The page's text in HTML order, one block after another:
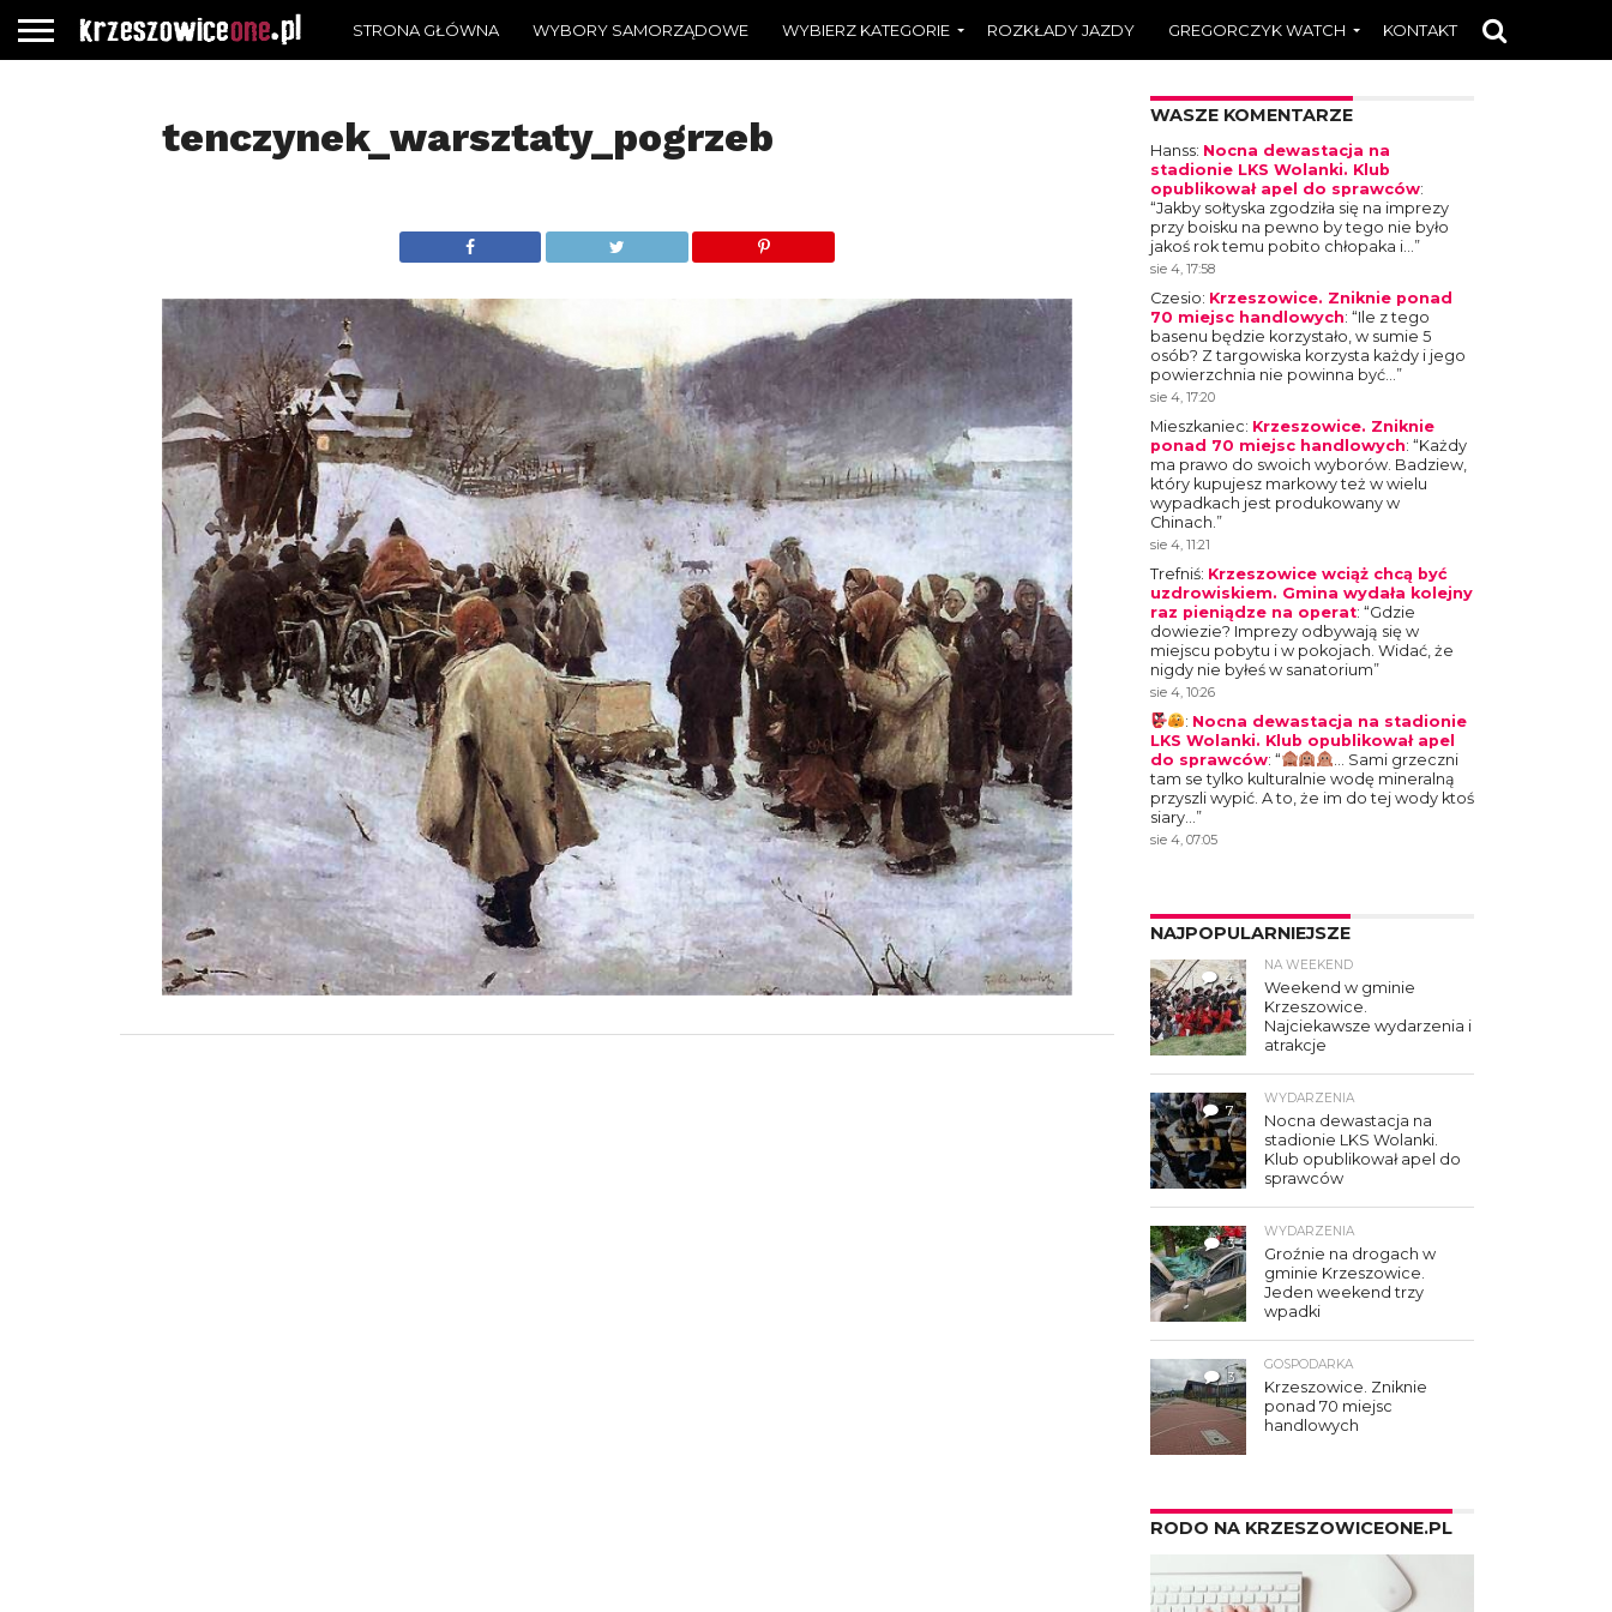
STRONA GŁÓWNA WYBORY SAMORZĄDOWE WYBIERZ KATEGORIE ROZKŁADY JAZDY GREGORCZYK WATCH KONTAKT
tenczynek_warsztaty_pogrzeb WASZE KOMENTARZE
Hanss: Nocna dewastacja na
stadionie LKS Wolanki. Klub
opublikował apel do sprawców:
“Jakby sołtyska zgodziła się na imprezy
przy boisku na pewno by tego nie było
jakoś rok temu pobito chłopaka i…”
sie 4, 17:58
Czesio: Krzeszowice. Zniknie ponad
70 miejsc handlowych: “Ile z tego
basenu będzie korzystało, w sumie 5
osób? Z targowiska korzysta każdy i jego
powierzchnia nie powinna być…”
sie 4, 17:20
Mieszkaniec: Krzeszowice. Zniknie
ponad 70 miejsc handlowych: “Każdy
ma prawo do swoich wyborów. Badziew,
który kupujesz markowy też w wielu
wypadkach jest produkowany w
Chinach.”
sie 4, 11:21
Trefniś: Krzeszowice wciąż chcą być
uzdrowiskiem. Gmina wydała kolejny
raz pieniądze na operat: “Gdzie
dowiezie? Imprezy odbywają się w
miejscu pobytu i w pokojach. Widać, że
nigdy nie byłeś w sanatorium”
sie 4, 10:26
: Nocna dewastacja na stadionie
LKS Wolanki. Klub opublikował apel
do sprawców: “
… Sami grzeczni
tam se tylko kulturalnie wodę mineralną
przyszli wypić. A to, że im do tej wody ktoś
siary…”
sie 4, 07:05
NAJPOPULARNIEJSZE
4
NA WEEKEND
Weekend w gminie
Krzeszowice.
Najciekawsze wydarzenia i
atrakcje
7
WYDARZENIA
Nocna dewastacja na
stadionie LKS Wolanki.
Klub opublikował apel do
sprawców
3
WYDARZENIA
Groźnie na drogach w
gminie Krzeszowice.
Jeden weekend trzy
wpadki
3
GOSPODARKA
Krzeszowice. Zniknie
ponad 70 miejsc
handlowych
RODO NA KRZESZOWICEONE.PL